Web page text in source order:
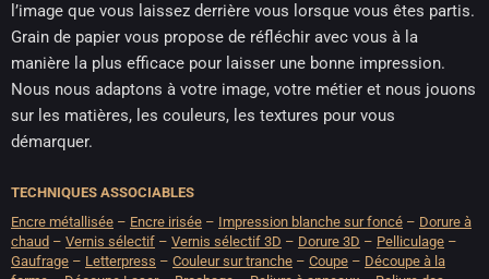
l’image que vous laissez derrière vous lorsque vous êtes partis.
Grain de papier vous propose de réfléchir avec vous à la
manière la plus efficace pour laisser une bonne impression.
Nous nous adaptons à votre image, votre métier et nous jouons
sur les matières, les couleurs, les textures pour vous
démarquer.
TECHNIQUES ASSOCIABLES
Encre métallisée – Encre irisée – Impression blanche sur foncé – Dorure à
chaud – Vernis sélectif – Vernis sélectif 3D – Dorure 3D – Pelliculage –
Gaufrage – Letterpress – Couleur sur tranche – Coupe – Découpe à la